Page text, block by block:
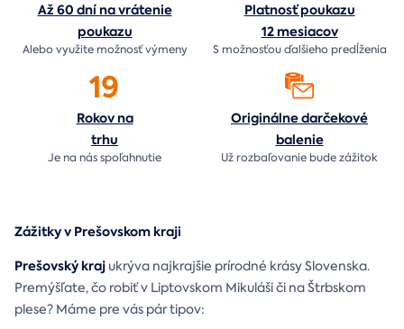
Až 60 dní na vrátenie
poukazu
Alebo využite možnosť výmeny
Platnosť poukazu
12 mesiacov
S možnosťou ďalšieho predĺženia
19
Rokov na
trhu
Je na násspoľahnutie
Originálne darčekové
balenie
Už rozbaľovanie budezážitok
Zážitky v Prešovskom kraji
Prešovský kraj ukrýva najkrajšie prírodné krásy Slovenska.
Premýšľate, čo robiť v Liptovskom Mikuláši či na Štrbskom
plese? Máme pre vás pár tipov: